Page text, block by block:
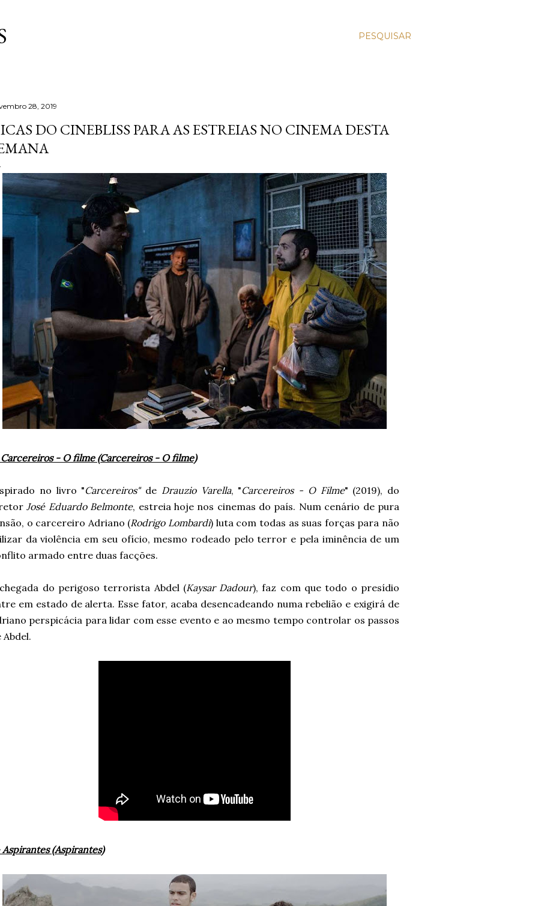
PESQUISAR
28, 2019
DO CINEBLISS PARA AS ESTREIAS NO CINEMA DESTA
- O filme (Carcereiros - O filme)
no livro "Carcereiros"de Drauzio Varella, "Carcereiros - O Filme" (2019), do
José Eduardo Belmonte, estreia hoje nos cinemas do país. Num cenário de pura
o carcereiro Adriano (Rodrigo Lombardi) luta com todas as suas forças para não
da violência em seu ofício, mesmo rodeado pelo terror e pela iminência de um
armado entre duas facções.
do perigoso terrorista Abdel (Kaysar Dadour), faz com que todo o presídio
em estado de alerta. Esse fator, acaba desencadeando numa rebelião e exigirá de
perspicácia para lidar com esse evento e ao mesmo tempo controlar os passos
Abdel.
(Aspirantes)